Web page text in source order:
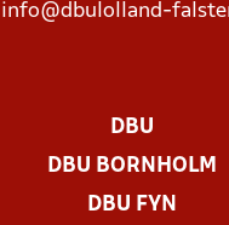
info@dbulolland-
DBU
DBU BORNHOLM
DBU FYN